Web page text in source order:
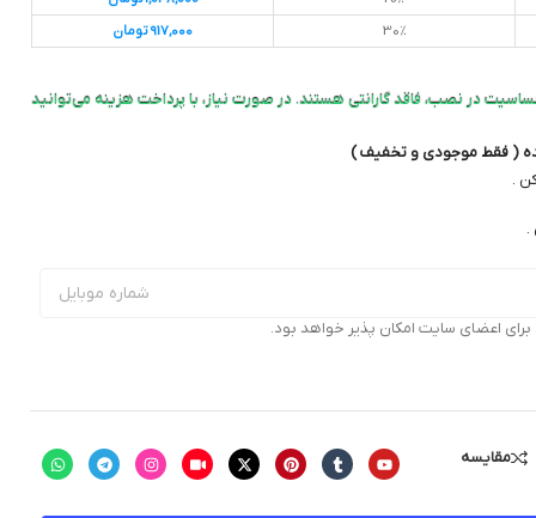
30%
917,000تومان
در نصب، فاقد گارانتی هستند. در صورت نیاز، با پرداخت هزینه می‌توانید
( فقط موجودی و تخفیف )
.
.
اعضای سایت امکان پذیر خواهد بود.
مقایسه